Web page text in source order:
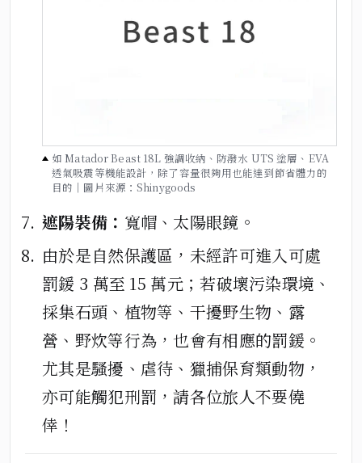
如 Matador Beast 18L 強調收納、防潑水 UTS 塗層、EVA
透氣吸震等機能設計，除了容量很夠用也能達到節省體力的
目的｜圖片來源：Shinygoods
遮陽裝備： 寬帽、太陽眼鏡。
由於是自然保護區，未經許可進入可處
罰鍰 3 萬至 15 萬元；若破壞污染環境、
採集石頭、植物等、干擾野生物、露
營、野炊等行為，也會有相應的罰鍰。
尤其是騷擾、虐待、獵捕保育類動物，
亦可能觸犯刑罰，請各位旅人不要僥
倖！